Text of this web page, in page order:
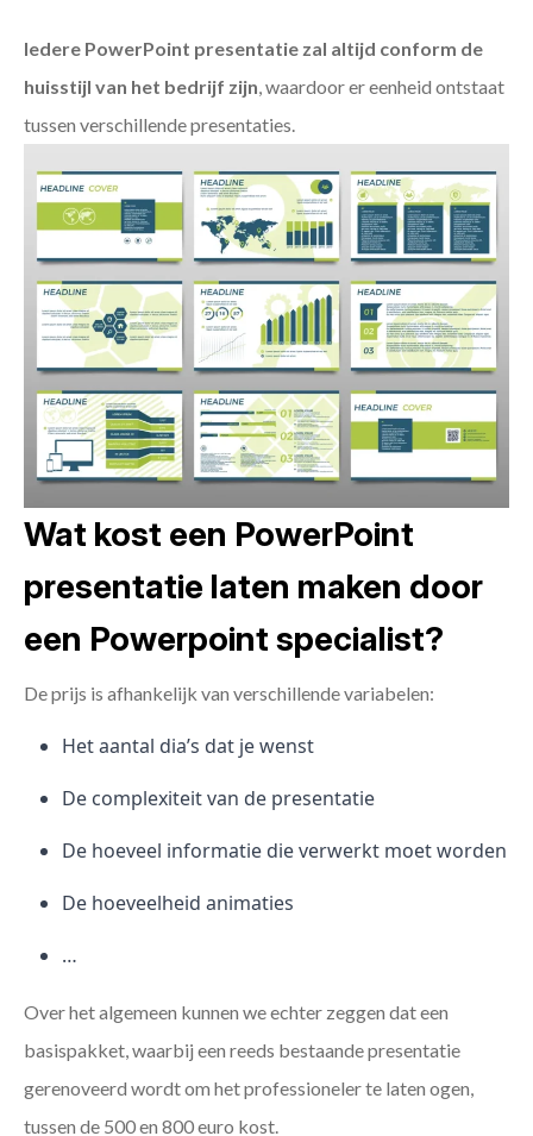
Iedere PowerPoint presentatie zal altijd conform de
huisstijl van het bedrijf zijn, waardoor er eenheid ontstaat
tussen verschillende presentaties.
Wat kost een PowerPoint
presentatie laten maken door
een Powerpoint specialist?
De prijs is afhankelijk van verschillende variabelen:
Het aantal dia’s dat je wenst
De complexiteit van de presentatie
De hoeveel informatie die verwerkt moet worden
De hoeveelheid animaties
…
Over het algemeen kunnen we echter zeggen dat een
basispakket, waarbij een reeds bestaande presentatie
gerenoveerd wordt om het professioneler te laten ogen,
tussen de 500 en 800 euro kost.